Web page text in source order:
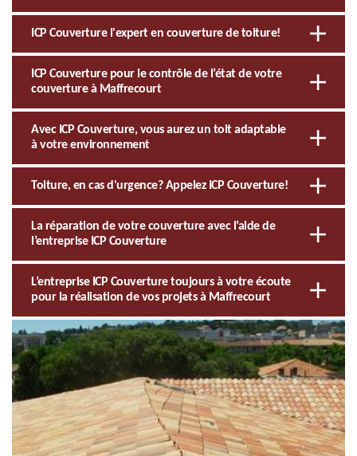
ICP Couverture l'expert en couverture de toiture!
ICP Couverture pour le contrôle de l’état de votre
couverture à Maffrecourt
Avec ICP Couverture, vous aurez un toit adaptable
à votre environnement
Toiture, en cas d'urgence? Appelez ICP Couverture!
La réparation de votre couverture avec l’aide de
l’entreprise ICP Couverture
L’entreprise ICP Couverture toujours à votre écoute
pour la réalisation de vos projets à Maffrecourt